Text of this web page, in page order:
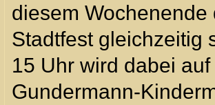
diesem
Stadtfest gleichzeitig
15 Uhr wird dabei
Gundermann-